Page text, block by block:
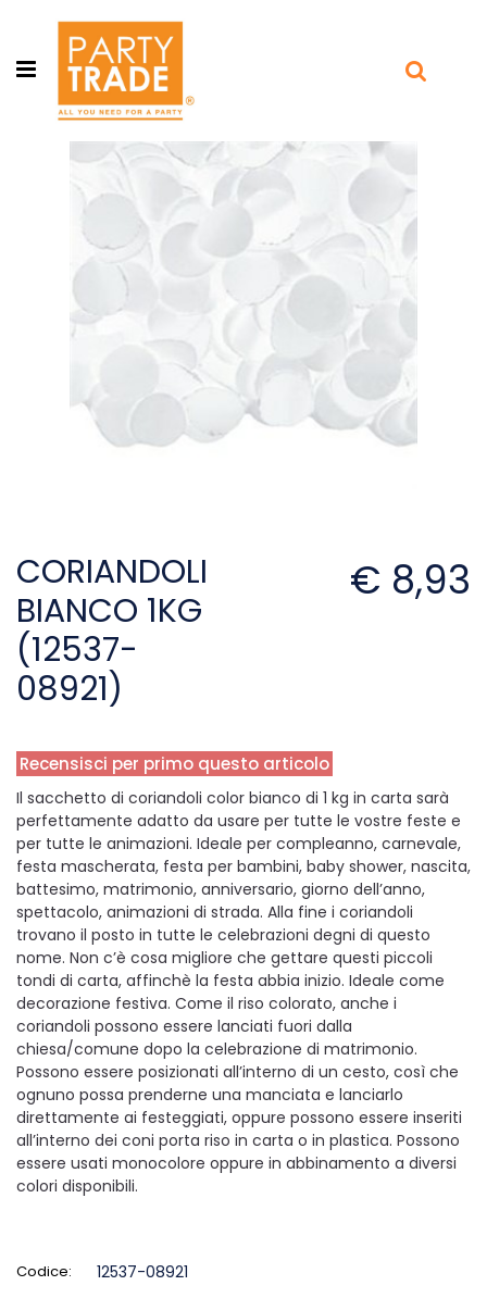
Open menu
CORIANDOLI
BIANCO 1KG
(12537-
08921)
€ 8,93
Recensisci per primo questo articolo
Il sacchetto di coriandoli color bianco di 1 kg in carta sarà
perfettamente adatto da usare per tutte le vostre feste e
per tutte le animazioni. Ideale per compleanno, carnevale,
festa mascherata, festa per bambini, baby shower, nascita,
battesimo, matrimonio, anniversario, giorno dell’anno,
spettacolo, animazioni di strada. Alla fine i coriandoli
trovano il posto in tutte le celebrazioni degni di questo
nome. Non c’è cosa migliore che gettare questi piccoli
tondi di carta, affinchè la festa abbia inizio. Ideale come
decorazione festiva. Come il riso colorato, anche i
coriandoli possono essere lanciati fuori dalla
chiesa/comune dopo la celebrazione di matrimonio.
Possono essere posizionati all’interno di un cesto, così che
ognuno possa prenderne una manciata e lanciarlo
direttamente ai festeggiati, oppure possono essere inseriti
all’interno dei coni porta riso in carta o in plastica. Possono
essere usati monocolore oppure in abbinamento a diversi
colori disponibili.
Codice: 12537-08921